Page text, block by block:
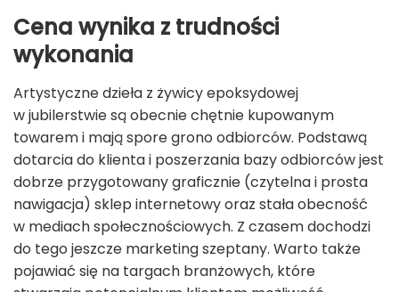
Cena wynika z trudności
wykonania
Artystyczne dzieła z żywicy epoksydowej
w jubilerstwie są obecnie chętnie kupowanym
towarem i mają spore grono odbiorców. Podstawą
dotarcia do klienta i poszerzania bazy odbiorców jest
dobrze przygotowany graficznie (czytelna i prosta
nawigacja) sklep internetowy oraz stała obecność
w mediach społecznościowych. Z czasem dochodzi
do tego jeszcze marketing szeptany. Warto także
pojawiać się na targach branżowych, które